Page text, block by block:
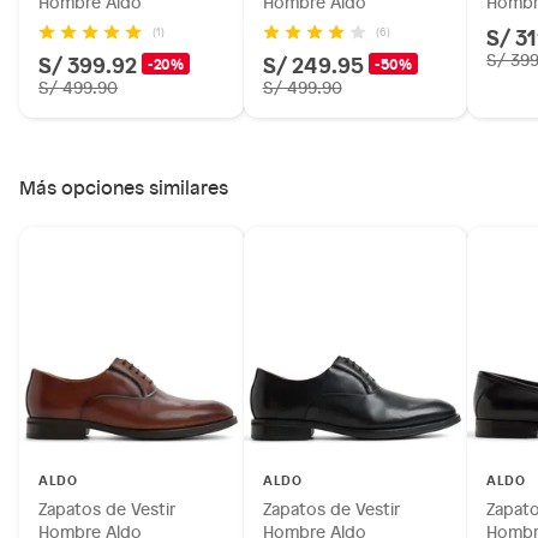
(1)
S/ 399.92 -20%
S/ 499.90
(6)
S/ 249.95 -50%
S/ 499.90
S/
S/
Más opciones similares
ALDO
Zapatos de Vestir
Hombre Aldo
ALDO
Zapatos de Vestir
Hombre Aldo
ALDO